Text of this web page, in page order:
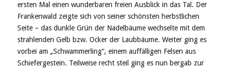
ersten Mal einen wunderbaren freien Ausblick in das Tal. Der
Frankenwald zeigte sich von seiner schönsten herbstlichen
Seite – das dunkle Grün der Nadelbäume wechselte mit dem
strahlenden Gelb bzw. Ocker der Laubbäume. Weiter ging es
vorbei am „Schwammerling“, einem auffälligen Felsen aus
Schiefergestein. Teilweise recht steil ging es nun bergab zur